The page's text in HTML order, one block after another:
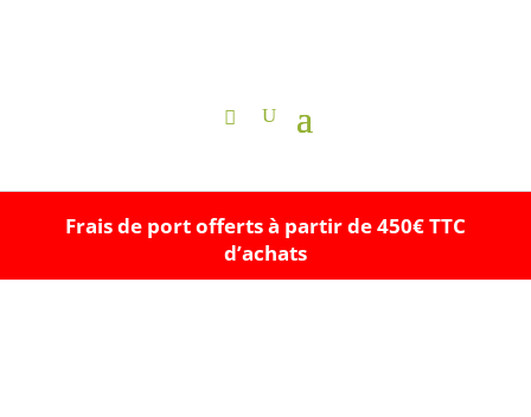
Frais de port offerts à partir de 450€ TTC
d’achats